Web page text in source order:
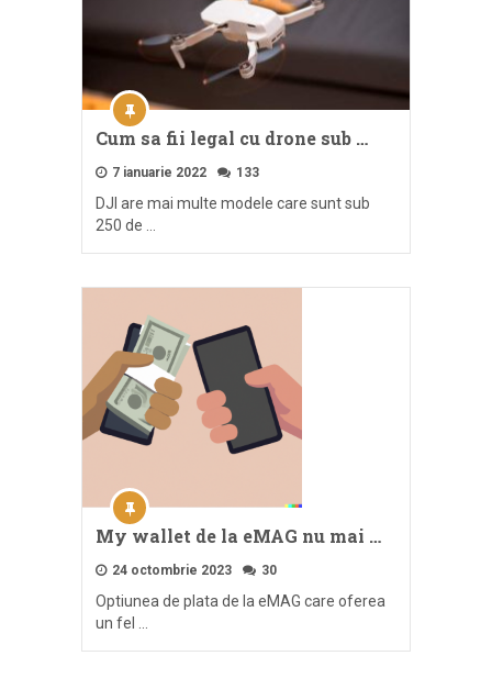
Cum sa fii legal cu drone sub …
7 ianuarie 2022 133
DJI are mai multe modele care sunt sub
250 de …
My wallet de la eMAG nu mai …
24 octombrie 2023 30
Optiunea de plata de la eMAG care oferea
un fel …